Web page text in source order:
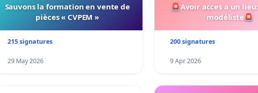
Sauvons la formation en vente de
pièces « CVPEM »
215 signatures
29 May 2026
🚨Avoir acces a un
modéliste🚨
200 signatures
9 Apr 2026